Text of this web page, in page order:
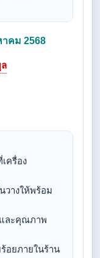
าคม 2568
ครื่อง
วางให้พร้อม
ละคุณภาพ
อยภายในร้าน